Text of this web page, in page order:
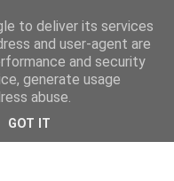
to deliver its services
and user-agent are
and security
generate usage
abuse.
GOT IT